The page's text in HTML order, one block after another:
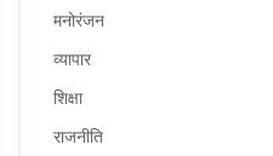
मनोरंजन
व्यापार
शिक्षा
राजनीति